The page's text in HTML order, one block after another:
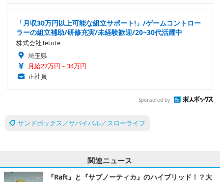
「月収30万円以上可能な組立サポート!」/ゲームコントロー
ラーの組立補助/研修充実/未経験歓迎/20~30代活躍中
株式会社Tetote
埼玉県
月給27万円～34万円
正社員
Sponsored by
サンドボックス／サバイバル／スローライフ
関連ニュース
『Raft』と『サブノーティカ』のハイブリッド！？大